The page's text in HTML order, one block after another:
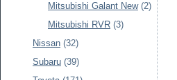
Mitsubishi Galant New (2)
Mitsubishi RVR (3)
Nissan (32)
Subaru (39)